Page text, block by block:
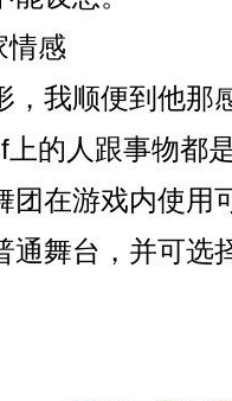
情感
，我顺便到他那
的人跟事物都
团在游戏内使用
通舞台，并可选